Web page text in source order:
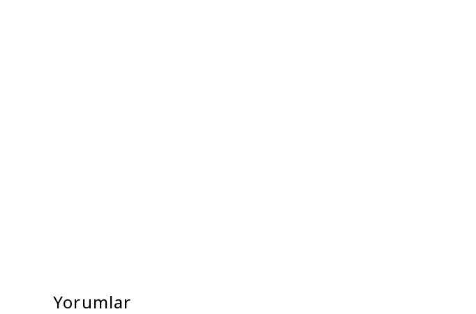
Yorumlar